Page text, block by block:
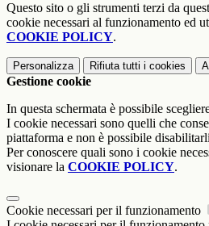
Questo sito o gli strumenti terzi da
cookie necessari al funzionamento ed
COOKIE POLICY.
Personalizza Rifiuta tutti i cookies
Gestione cookie
In questa schermata è possibile
I cookie necessari sono quelli che
piattaforma e non è possibile
Per conoscere quali sono i cookie
visionare la COOKIE POLICY.
Cookie necessari per il funzionamento